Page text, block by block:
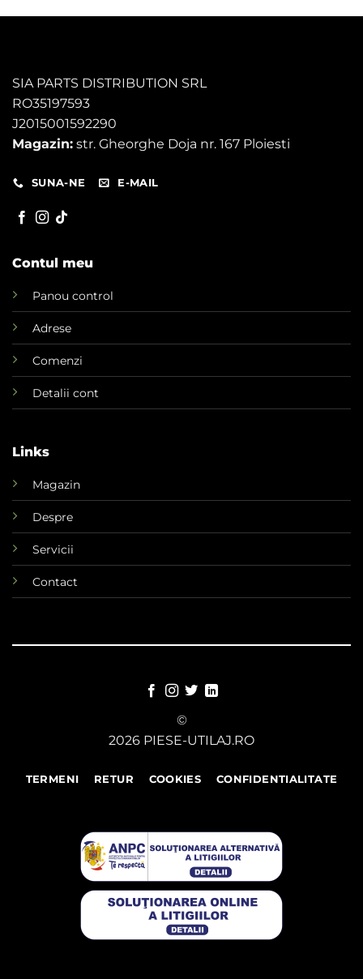
SIA PARTS DISTRIBUTION SRL
RO35197593
J2015001592290
Magazin: str. Gheorghe Doja nr. 167 Ploiesti
SUNA-NE E-MAIL
Contul meu
Panou control
Adrese
Comenzi
Detalii cont
Links
Magazin
Despre
Servicii
Contact
©
2026 PIESE-UTILAJ.RO
TERMENI RETUR COOKIES CONFIDENTIALITATE